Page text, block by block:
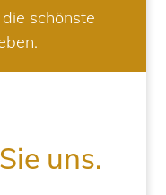
schönste
uns.